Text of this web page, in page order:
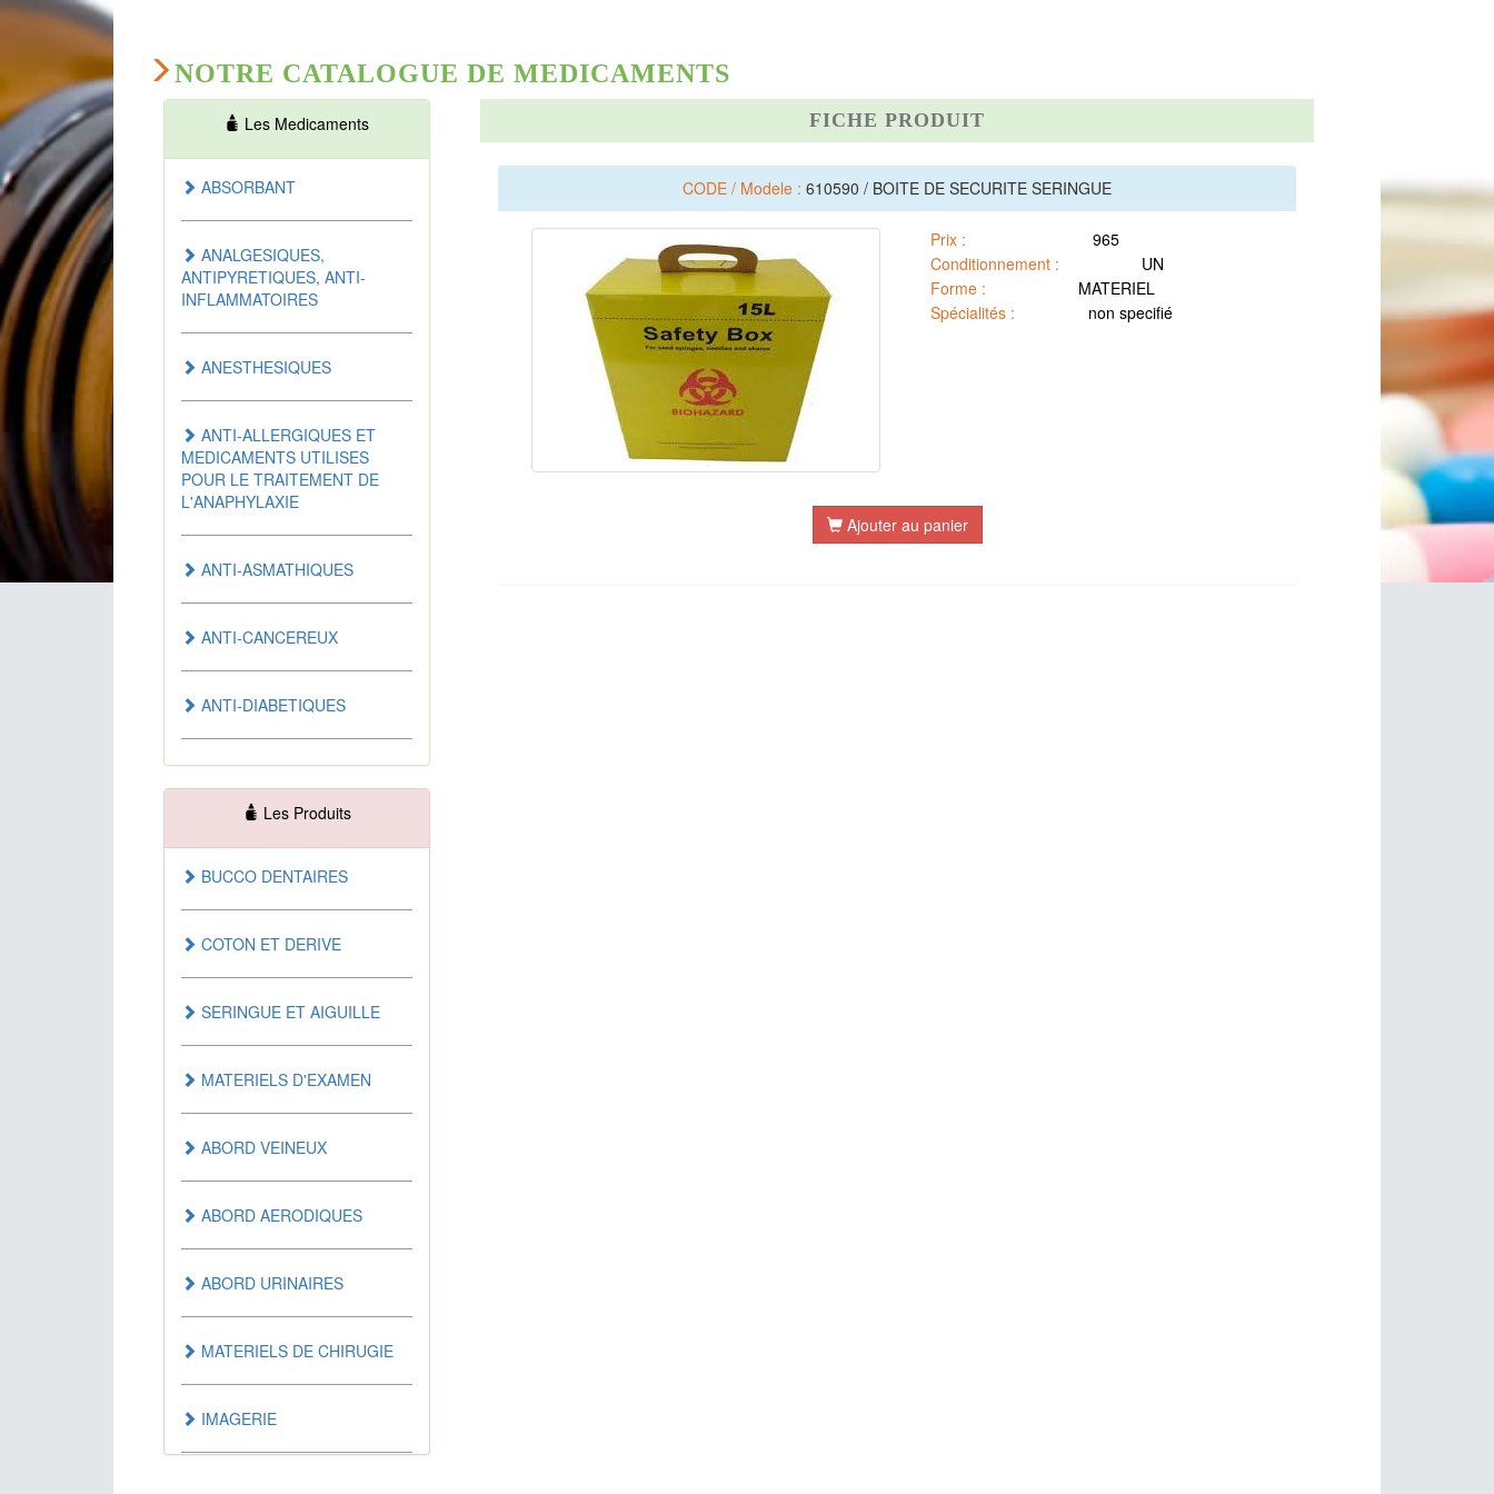
NOTRE CATALOGUE DE MEDICAMENTS
Les Medicaments
ABSORBANT
ANALGESIQUES,
ANTIPYRETIQUES, ANTI-
INFLAMMATOIRES
ANESTHESIQUES
ANTI-ALLERGIQUES ET
MEDICAMENTS UTILISES
POUR LE TRAITEMENT DE
L'ANAPHYLAXIE
ANTI-ASMATHIQUES
ANTI-CANCEREUX
ANTI-DIABETIQUES
ANTI-EMETIQUES
ANTI-INFECTUEUX
ANTI-SEPTIQUES
ANTI-SPASMODIQUE
AUTRES
MEDICAMENTS AGISSANT
SUR LE SYSTEME
CARDIOVASCULAIRE
MEDICAMENTS
Les Produits
BUCCO DENTAIRES
COTON ET DERIVE
SERINGUE ET AIGUILLE
MATERIELS D'EXAMEN
ABORD VEINEUX
ABORD AERODIQUES
ABORD URINAIRES
MATERIELS DE CHIRUGIE
IMAGERIE
FICHE PRODUIT
CODE / Modele : 610590 / BOITE DE SECURITE SERINGUE
Prix :
965
Conditionnement :
UN
Forme :
MATERIEL
Spécialités :
non specifié
Ajouter au panier